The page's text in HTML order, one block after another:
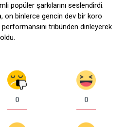
popüler şarkılarını seslendirdi.
on binlerce gencin dev bir koro
tribünden dinleyerek
0 0